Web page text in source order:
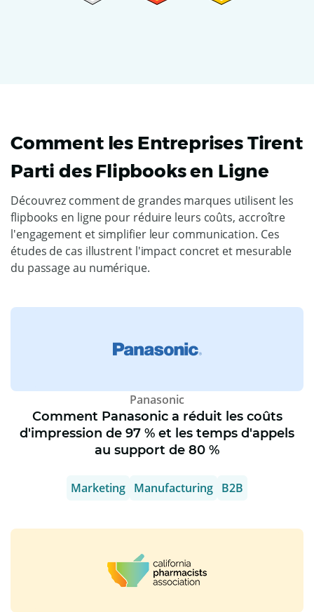
Comment les Entreprises Tirent
Parti des Flipbooks en Ligne
Découvrez comment de grandes marques utilisent les
flipbooks en ligne pour réduire leurs coûts, accroître
l'engagement et simplifier leur communication. Ces
études de cas illustrent l'impact concret et mesurable
du passage au numérique.
Panasonic
Comment Panasonic a réduit les coûts
d'impression de 97 % et les temps d'appels
au support de 80 %
Marketing Manufacturing B2B